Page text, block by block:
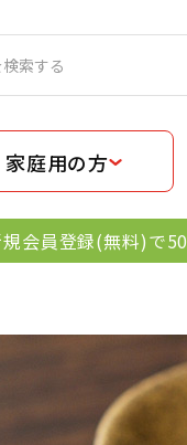
家庭用の方
会員登録(無料)で